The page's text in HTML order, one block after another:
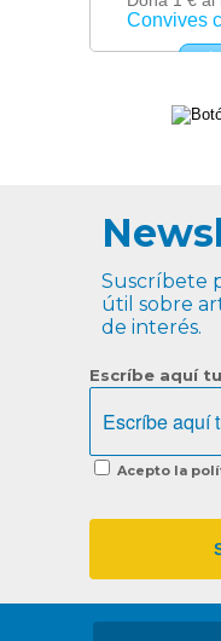
Suscríbete
útil sobre
de interés.
Escríbe aquí
Acepto la